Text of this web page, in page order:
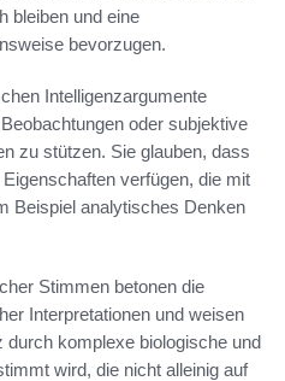
bleiben und eine
bevorzugen.
Intelligenzargumente
oder subjektive
zu stützen. Sie glauben, dass
verfügen, die mit
Beispiel analytisches Denken
Stimmen betonen die
Interpretationen und weisen
durch komplexe biologische und
wird, die nicht alleinig auf